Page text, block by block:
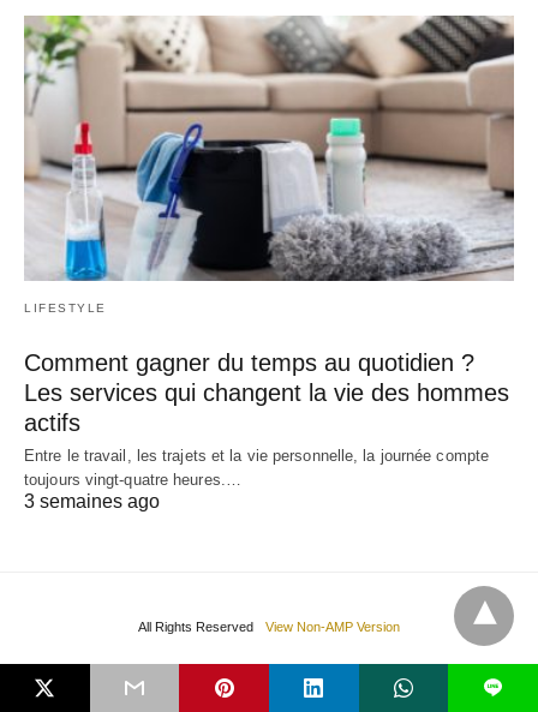
LIFESTYLE
Comment gagner du temps au quotidien ?
Les services qui changent la vie des hommes
actifs
Entre le travail, les trajets et la vie personnelle, la journée compte
toujours vingt-quatre heures.…
3 semaines ago
All Rights Reserved View Non-AMP Version
L